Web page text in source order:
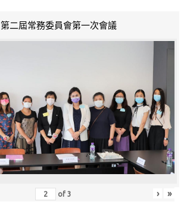
第二屆常務委員會第一次會議
of3 › »